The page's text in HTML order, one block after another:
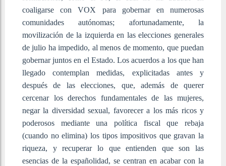
coaligarse con VOX para gobernar en numerosas
comunidades autónomas; afortunadamente, la
movilización de la izquierda en las elecciones generales
de julio ha impedido, al menos de momento, que puedan
gobernar juntos en el Estado. Los acuerdos a los que han
llegado contemplan medidas, explicitadas antes y
después de las elecciones, que, además de querer
cercenar los derechos fundamentales de las mujeres,
negar la diversidad sexual, favorecer a los más ricos y
poderosos mediante una política fiscal que rebaja
(cuando no elimina) los tipos impositivos que gravan la
riqueza, y recuperar lo que entienden que son las
esencias de la españolidad, se centran en acabar con la